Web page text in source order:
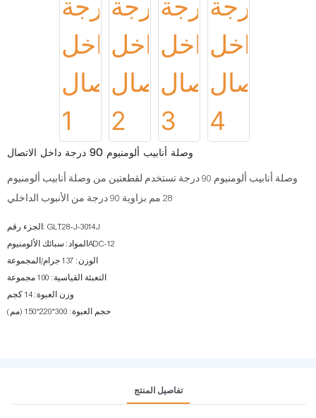
وصلة أنابيب ألومنيوم 90 درجة داخل الاتصال
وصلة أنابيب ألومنيوم 90 درجة تستخدم لقطعتين من وصلة أنابيب ألومنيوم
28 مم بزاوية 90 درجة من الأنبوب الداخلي
الجزء رقم: GLT28-J-3014J
المواد: سبائك الألومنيومADC-12
الوزن: 137 جرام/المجموعة
التعبئة القياسية: 100 مجموعة
وزن العبوة: 14 كجم
حجم العبوة: 300*220*150 (مم)
تفاصيل المنتج